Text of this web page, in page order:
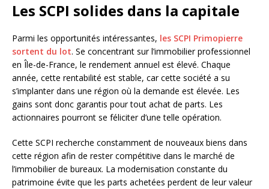
Les SCPI solides dans la capitale
Parmi les opportunités intéressantes, les SCPI Primopierre
sortent du lot. Se concentrant sur l’immobilier professionnel
en Île-de-France, le rendement annuel est élevé. Chaque
année, cette rentabilité est stable, car cette société a su
s’implanter dans une région où la demande est élevée. Les
gains sont donc garantis pour tout achat de parts. Les
actionnaires pourront se féliciter d’une telle opération.
Cette SCPI recherche constamment de nouveaux biens dans
cette région afin de rester compétitive dans le marché de
l’immobilier de bureaux. La modernisation constante du
patrimoine évite que les parts achetées perdent de leur valeur